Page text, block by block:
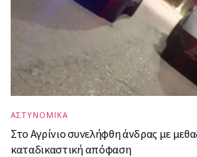
ΑΣΤΥΝΟΜΙΚΑ
Στο Αγρίνιο συνελήφθη άνδρας με
καταδικαστική απόφαση